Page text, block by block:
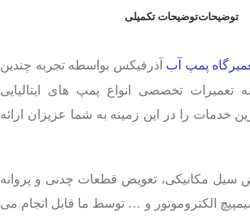
توضیحاتتوضیحات تکمیلی
پمپ آب آذرفیکس بواسطه تجربه چندین
تعمیرات تخصصی انواع پمپ های ایتالیایی
خدمات را در این زمینه به شما عزیزان ارائه
سیل مکانیکی، تعویض قطعات چدنی و پروانه
الکتروموتور و … توسط ما قابل انجام می